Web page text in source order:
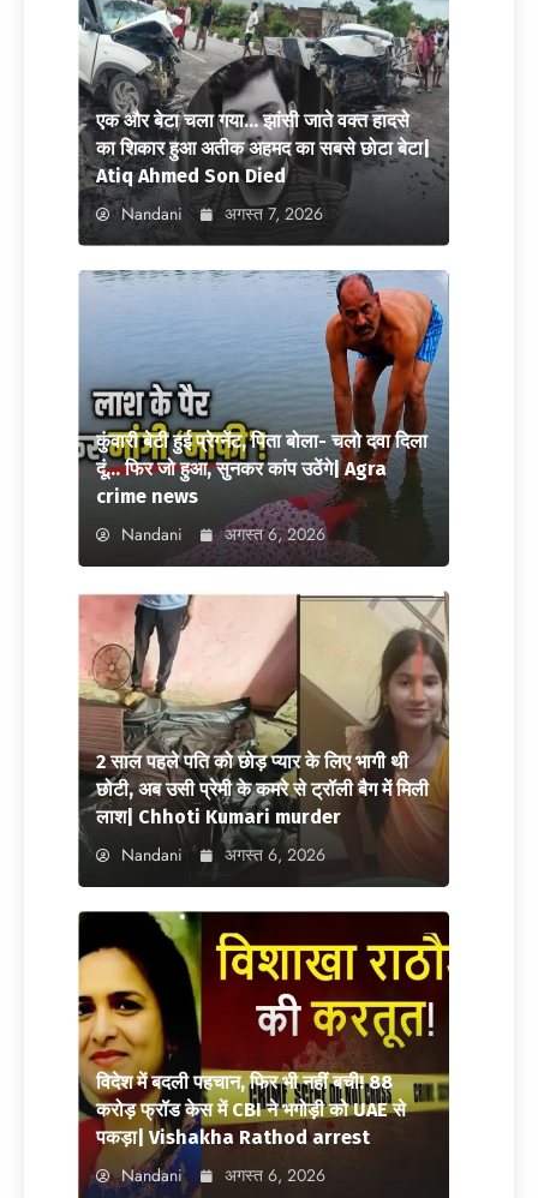
एक और बेटा चला गया… झांसी जाते वक्त हादसे
का शिकार हुआ अतीक अहमद का सबसे छोटा बेटा|
Atiq Ahmed Son Died
Nandani अगस्त 7, 2026
कुंवारी बेटी हुई प्रेग्नेंट, पिता बोला- चलो दवा दिला
दूं… फिर जो हुआ, सुनकर कांप उठेंगे| Agra
crime news
Nandani अगस्त 6, 2026
2 साल पहले पति को छोड़ प्यार के लिए भागी थी
छोटी, अब उसी प्रेमी के कमरे से ट्रॉली बैग में मिली
लाश| Chhoti Kumari murder
Nandani अगस्त 6, 2026
विदेश में बदली पहचान, फिर भी नहीं बची! 88
करोड़ फ्रॉड केस में CBI ने भगोड़ी को UAE से
पकड़ा| Vishakha Rathod arrest
Nandani अगस्त 6, 2026